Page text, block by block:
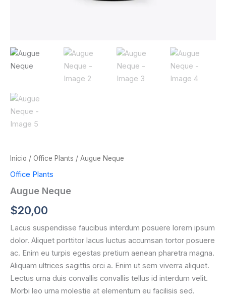
Inicio / Office Plants / Augue Neque
Office Plants
Augue Neque
$20,00
Lacus suspendisse faucibus interdum posuere lorem ipsum
dolor. Aliquet porttitor lacus luctus accumsan tortor posuere
ac. Enim eu turpis egestas pretium aenean pharetra magna.
Aliquam ultrices sagittis orci a. Enim ut sem viverra aliquet.
Lectus urna duis convallis convallis tellus id interdum velit.
Morbi leo urna molestie at elementum eu facilisis sed.